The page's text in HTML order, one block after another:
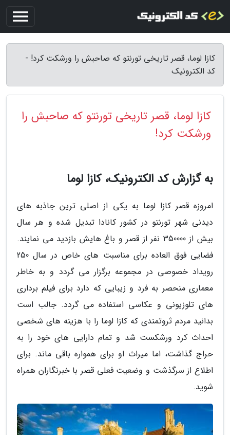
کازا لوما، قصر تاریخی تورنتو که صاحبش را ورشکت کرد! -
کد الکترونیک
کازا لوما، قصر تاریخی تورنتو که صاحبش را
ورشکت کرد!
به گزارش کد الکترونیک، کازا لوما
امروزه قصر کازا لوما به یکی از اصلی ترین جاذبه های
دیدنی شهر تورنتو در کشور کانادا تبدیل شده و هر سال
بیش از 350000 نفر از قصر و باغ هایش بازدید می نمایند.
فضایی فوق العاده برای مناسبت های خاص در سال 250
رویداد خصوصی در مجموعه برگزار می گردد و به خاطر
معماری منحصر به فرد و زیبایی که دارد برای فیلم برداری
های تلوزیونی و عکاسی استفاده می گردد. جالب است
بدانید مردم ثروتمندی که کازا لوما را با هزینه های شخصی
احداث کرد ورشکست شد و تمام دارایی های خود را به
حراج گذاشت، اما میراث او برای همواره باقی ماند. برای
اطلاع از سرگذشت و وضعیت فعلی قصر با خبرنگاران همراه
شوید.